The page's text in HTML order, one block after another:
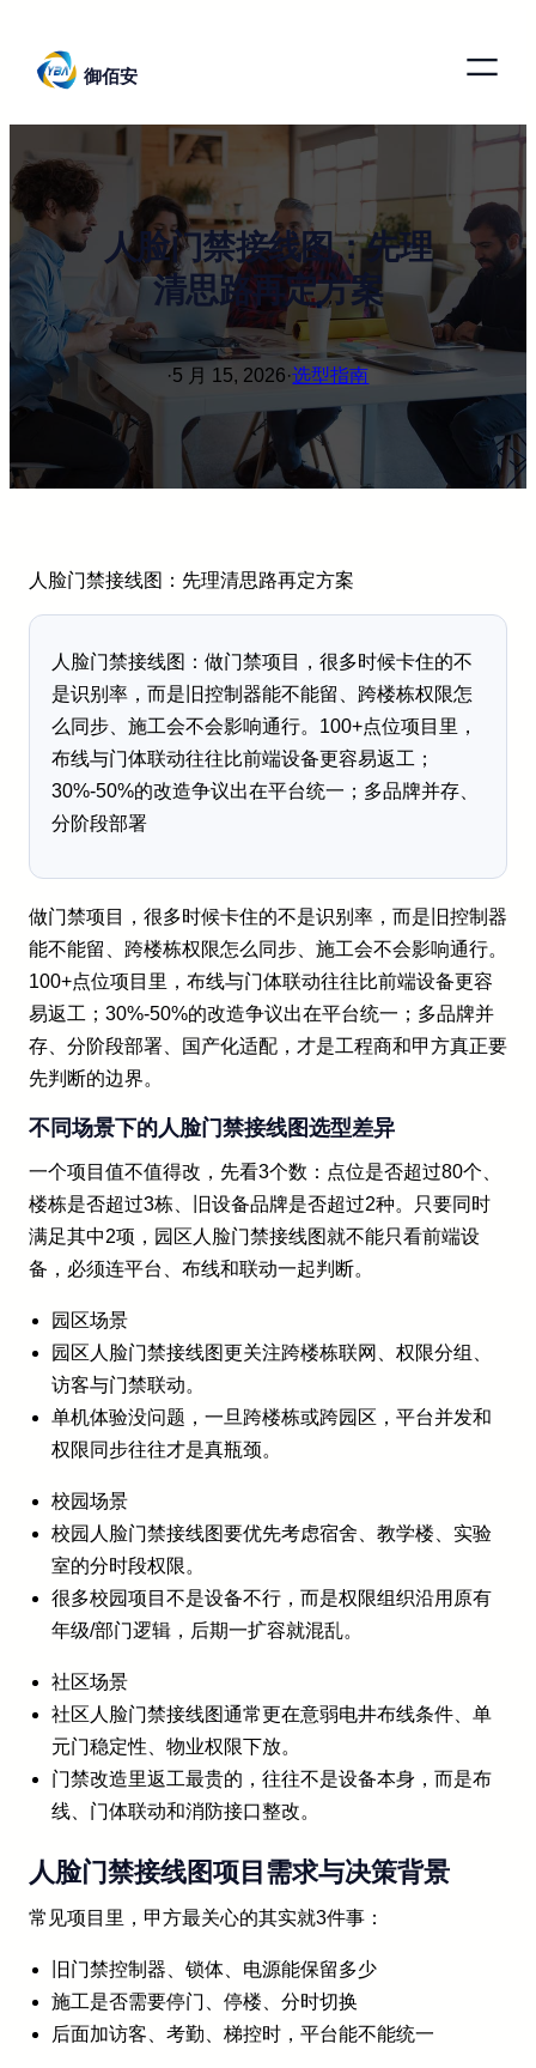
御佰安
人脸门禁接线图：先理
清思路再定方案
·5 月 15, 2026·选型指南
人脸门禁接线图：先理清思路再定方案
人脸门禁接线图：做门禁项目，很多时候卡住的不
是识别率，而是旧控制器能不能留、跨楼栋权限怎
么同步、施工会不会影响通行。100+点位项目里，
布线与门体联动往往比前端设备更容易返工；
30%-50%的改造争议出在平台统一；多品牌并存、
分阶段部署
做门禁项目，很多时候卡住的不是识别率，而是旧控制器
能不能留、跨楼栋权限怎么同步、施工会不会影响通行。
100+点位项目里，布线与门体联动往往比前端设备更容
易返工；30%-50%的改造争议出在平台统一；多品牌并
存、分阶段部署、国产化适配，才是工程商和甲方真正要
先判断的边界。
不同场景下的人脸门禁接线图选型差异
一个项目值不值得改，先看3个数：点位是否超过80个、
楼栋是否超过3栋、旧设备品牌是否超过2种。只要同时
满足其中2项，园区人脸门禁接线图就不能只看前端设
备，必须连平台、布线和联动一起判断。
园区场景
园区人脸门禁接线图更关注跨楼栋联网、权限分组、
访客与门禁联动。
单机体验没问题，一旦跨楼栋或跨园区，平台并发和
权限同步往往才是真瓶颈。
校园场景
校园人脸门禁接线图要优先考虑宿舍、教学楼、实验
室的分时段权限。
很多校园项目不是设备不行，而是权限组织沿用原有
年级/部门逻辑，后期一扩容就混乱。
社区场景
社区人脸门禁接线图通常更在意弱电井布线条件、单
元门稳定性、物业权限下放。
门禁改造里返工最贵的，往往不是设备本身，而是布
线、门体联动和消防接口整改。
人脸门禁接线图项目需求与决策背景
常见项目里，甲方最关心的其实就3件事：
旧门禁控制器、锁体、电源能保留多少
施工是否需要停门、停楼、分时切换
后面加访客、考勤、梯控时，平台能不能统一